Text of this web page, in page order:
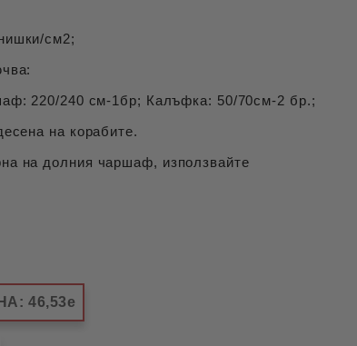
см2;
220/240 см-1бр; Калъфка: 50/70см-2 бр.;
на корабите.
на долния чаршаф, използвайте
46,53е